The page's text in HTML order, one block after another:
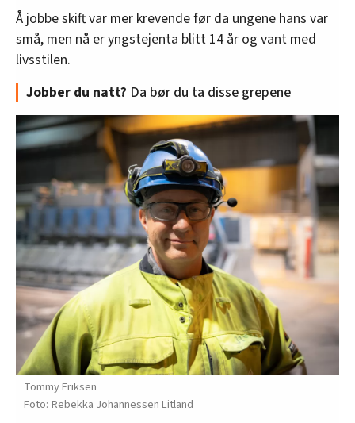
Å jobbe skift var mer krevende før da ungene hans var
små, men nå er yngstejenta blitt 14 år og vant med
livsstilen.
Jobber du natt? Da bør du ta disse grepene
Tommy Eriksen
Rebekka Johannessen Litland